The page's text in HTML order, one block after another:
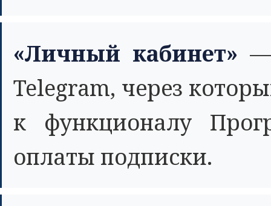
«Личный кабинет» —
Telegram, через
к функционалу
оплаты подписки.